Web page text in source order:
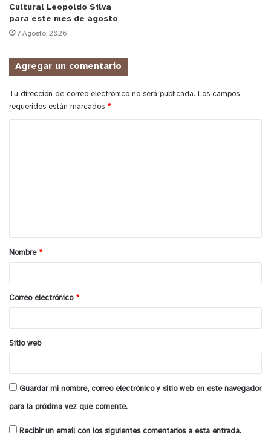
único”, señala Tatiana Riesle, gerente de
Marketing de Falabella.
y tú, ¿qué opinas?
Cultural Leopoldo Silva
para este mes de agosto
7 Agosto, 2026
Agregar un comentario
Tu dirección de correo electrónico no será publicada. Los campos
requeridos están marcados *
a
r
*
Nombre *
Correo electrónico *
Sitio web
Guardar mi nombre, correo electrónico y sitio web en este navegador
para la próxima vez que comente.
Recibir un email con los siguientes comentarios a esta entrada.